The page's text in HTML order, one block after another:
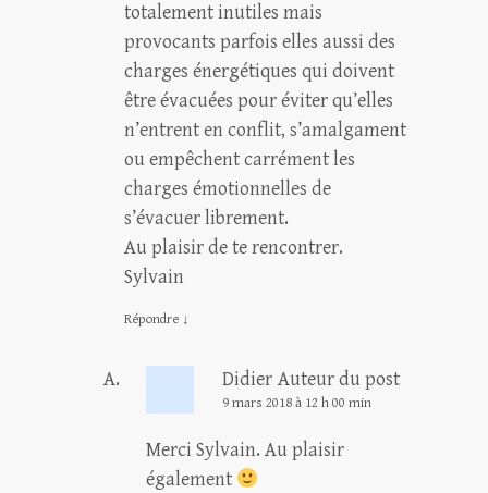
totalement inutiles mais
provocants parfois elles aussi des
charges énergétiques qui doivent
être évacuées pour éviter qu’elles
n’entrent en conflit, s’amalgament
ou empêchent carrément les
charges émotionnelles de
s’évacuer librement.
Au plaisir de te rencontrer.
Sylvain
Répondre ↓
Didier Auteur du post
9 mars 2018 à 12 h 00 min
Merci Sylvain. Au plaisir
également